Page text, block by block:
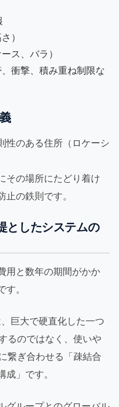
）
ス、バラ）
衝撃、積み重ね制限な
性のある住所（ロケーシ
その場所にたどり着け
止の鉄則です。
としたシステムの
用と数年の期間がかか
す。
巨大で硬直化した一つ
るのではなく、使いや
繋ぎ合わせる「疎結合
成」です。